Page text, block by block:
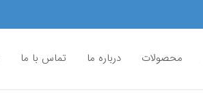
محصولات درباره ما تماس با ما